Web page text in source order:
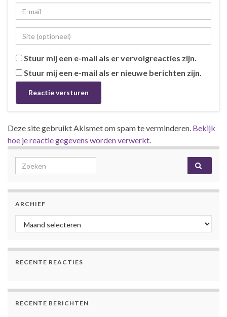
Stuur mij een e-mail als er vervolgreacties zijn.
Stuur mij een e-mail als er nieuwe berichten zijn.
Deze site gebruikt Akismet om spam te verminderen. Bekijk
hoe je reactie gegevens worden verwerkt.
Search for:
ARCHIEF
Archief
RECENTE REACTIES
RECENTE BERICHTEN